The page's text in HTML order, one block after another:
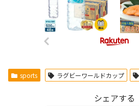
sports ラグビーワールドカップ
シェアする